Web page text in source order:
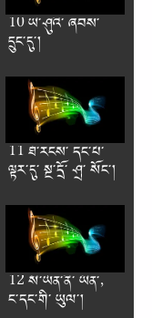
10 ཡེ༌ཤུའི༌ ཞབས༌
དྲུང༌དུ༌།
11 ཐོ༌རངས༌ དང༌པོ༌
ལྟར༌དུ༌ སྔ༌དྲོ༌ ཤྲ༌ སོང༌།
12 སི༌ཡོན༌ནི༌ ཡིན༌,
ང༌དང༌གི༌ ཡུལ༌།